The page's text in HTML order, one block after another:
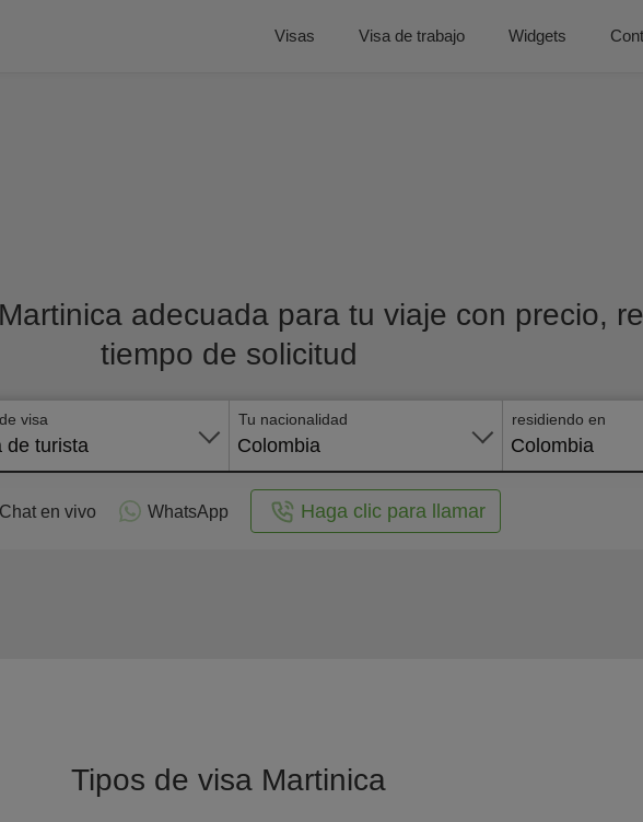
Visas Visa de trabajo Widgets
adecuada para tu viaje con precio,
tiempo de solicitud
visa
de turista
Tu nacionalidad
Colombia
residiendo en
Colombia
Chat en vivo WhatsApp Haga clic para llamar
Tipos de visa Martinica